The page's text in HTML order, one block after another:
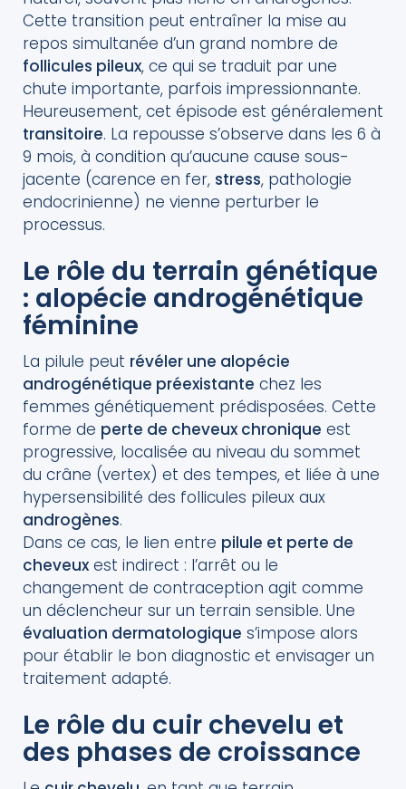
Cette transition peut entraîner la mise au
repos simultanée d’un grand nombre de
follicules pileux, ce qui se traduit par une
chute importante, parfois impressionnante.
Heureusement, cet épisode est généralement
transitoire. La repousse s’observe dans les 6 à
9 mois, à condition qu’aucune cause sous-
jacente (carence en fer, stress, pathologie
endocrinienne) ne vienne perturber le
processus.
Le rôle du terrain génétique
: alopécie androgénétique
féminine
La pilule peut révéler une alopécie
androgénétique préexistante chez les
femmes génétiquement prédisposées. Cette
forme de perte de cheveux chronique est
progressive, localisée au niveau du sommet
du crâne (vertex) et des tempes, et liée à une
hypersensibilité des follicules pileux aux
androgènes.
Dans ce cas, le lien entre pilule et perte de
cheveux est indirect : l’arrêt ou le
changement de contraception agit comme
un déclencheur sur un terrain sensible. Une
évaluation dermatologique s’impose alors
pour établir le bon diagnostic et envisager un
traitement adapté.
Le rôle du cuir chevelu et
des phases de croissance